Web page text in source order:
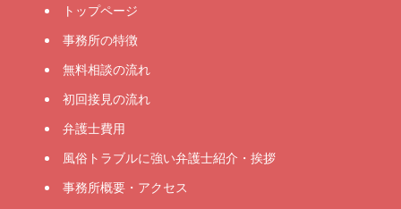
トップページ
事務所の特徴
無料相談の流れ
初回接見の流れ
弁護士費用
風俗トラブルに強い弁護士紹介・挨拶
事務所概要・アクセス